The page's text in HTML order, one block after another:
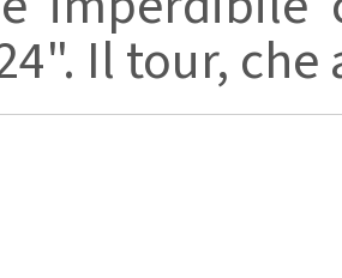
Il tour, che